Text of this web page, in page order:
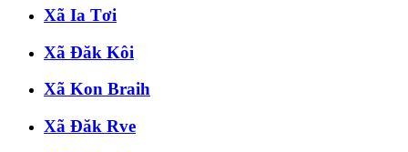
Xã Ia Tơi
Xã Đăk Kôi
Xã Kon Braih
Xã Đăk Rve